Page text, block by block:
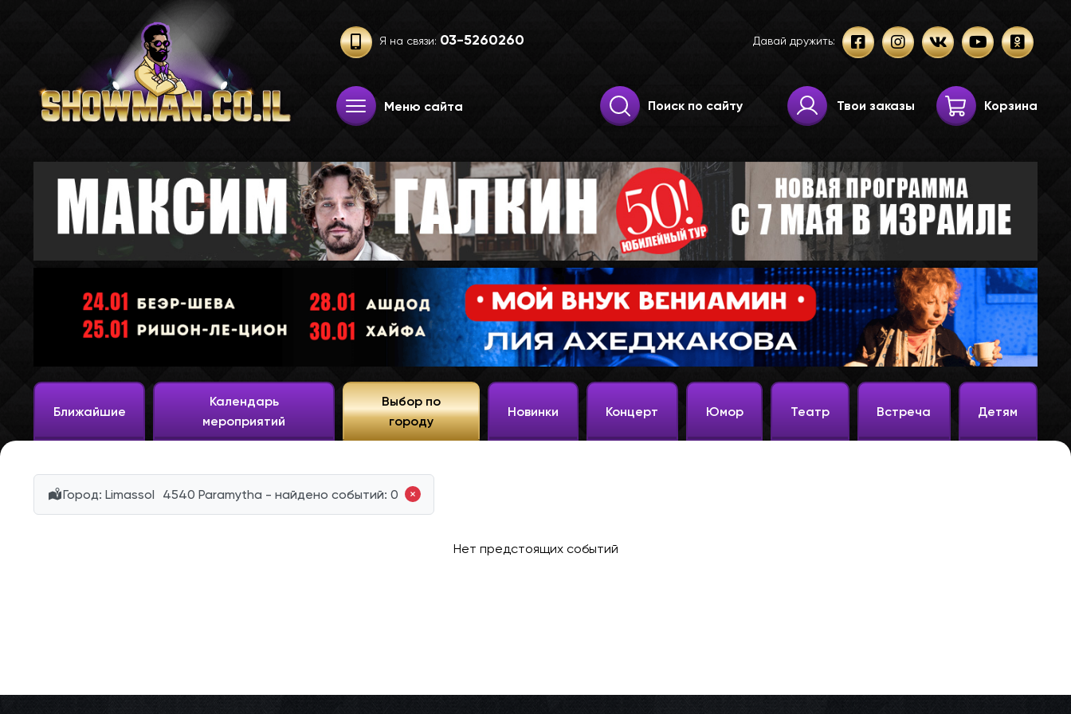
Я на связи: 03-52­60­260 Давай дружить:
Меню сайта
Искать:
Поиск
Твои заказы Корзина
Ближайшие
Календарь
мероприятий
Выбор по
городу
Новинки Концерт Юмор Театр Встреча Детям
Город: Limassol 4540 Paramytha - найдено событий: 0
Нет предстоящих событий